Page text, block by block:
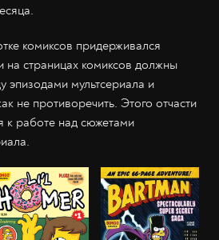
комиксов придерживался
на страницах комиксов должны
эпизодами мультсериала и
не противоречить. Этого отчасти
к работе над сюжетами